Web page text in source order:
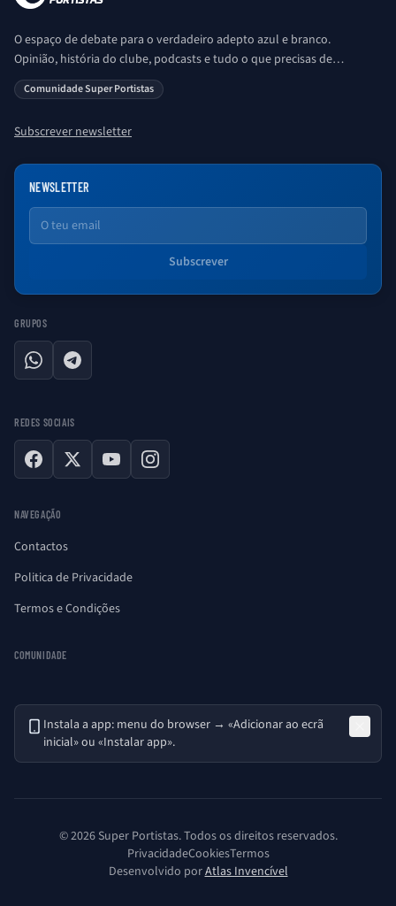
O espaço de debate para o verdadeiro adepto azul e branco.
Opinião, história do clube, podcasts e tudo o que precisas de
saber sobre o universo Porto. Ser Porto é aqui!
Comunidade Super Portistas
Subscrever newsletter
NEWSLETTER
Email
Subscrever
GRUPOS
WhatsAppTelegram
REDES SOCIAIS
Facebook
X YouTubeInstagram
NAVEGAÇÃO
Contactos
Politica de Privacidade
Termos e Condições
COMUNIDADE
Instala a app: menu do browser → «Adicionar ao ecrã
inicial» ou «Instalar app».
© 2026 Super Portistas. Todos os direitos reservados.
PrivacidadeCookiesTermos
Desenvolvido porAtlas Invencível